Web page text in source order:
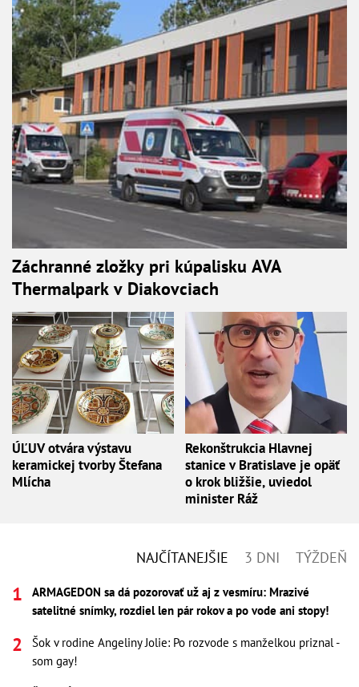
Záchranné zložky pri kúpalisku AVA
Thermalpark v Diakovciach
ÚĽUV otvára výstavu
keramickej tvorby Štefana
Mlícha
Rekonštrukcia Hlavnej
stanice v Bratislave je opäť
o krok bližšie, uviedol
minister Ráž
NAJČÍTANEJŠIE 3 DNI TÝŽDEŇ
ARMAGEDON sa dá pozorovať už aj z vesmíru: Mrazivé
satelitné snímky, rozdiel len pár rokov a po vode ani stopy!
Šok v rodine Angeliny Jolie: Po rozvode s manželkou priznal -
som gay!